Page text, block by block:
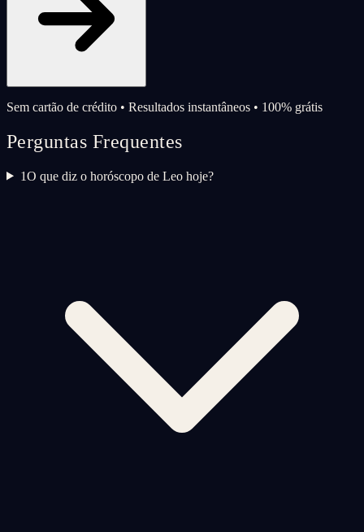
Sem cartão de crédito • Resultados instantâneos • 100% grátis
Perguntas Frequentes
1O que diz o horóscopo de Leo hoje?